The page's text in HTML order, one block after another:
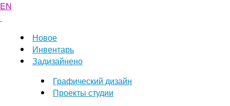
EN
Новое
Инвентарь
Задизайнено
Графический дизайн
Проекты студии